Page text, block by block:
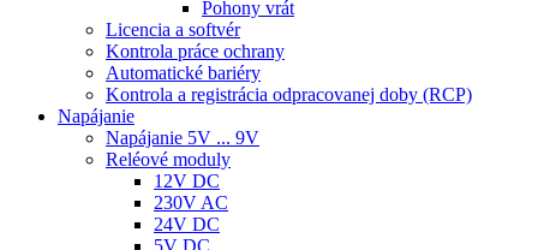
Pohony vrát
Licencia a softvér
Kontrola práce ochrany
Automatické bariéry
Kontrola a registrácia odpracovanej doby (RCP)
Napájanie
Napájanie 5V ... 9V
Reléové moduly
12V DC
230V AC
24V DC